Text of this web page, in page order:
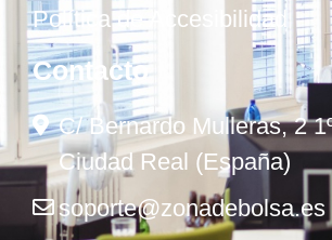
Política de Accesibilidad
Contacto
C/ Bernardo Mulleras, 2
Ciudad Real (España)
soporte@zonadebolsa.es